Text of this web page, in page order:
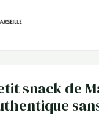
snack de